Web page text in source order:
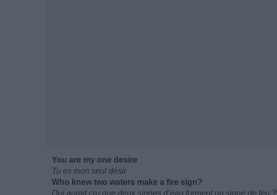
You are my one desire
Tu es mon seul désir
Who knew two waters make a fire sign?
Qui aurait cru que deux signes d’eau forment un signe de feu ?